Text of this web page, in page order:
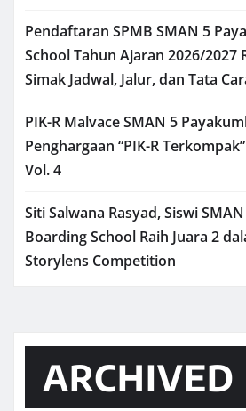
Pendaftaran SPMB SMAN 5
School Tahun Ajaran 2026/2027
Simak Jadwal, Jalur, dan Tata
PIK-R Malvace SMAN 5
Penghargaan “PIK-R
Vol. 4
Siti Salwana Rasyad, Siswi
Boarding School Raih Juara 2
Storylens Competition
ARCHIVED